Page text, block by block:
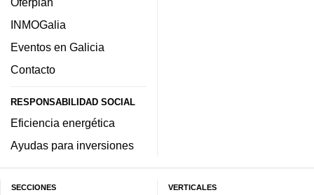
INMOGalia
Eventos en Galicia
Contacto
RESPONSABILIDAD SOCIAL
Eficiencia energética
Ayudas para inversiones
SECCIONES VERTICALES